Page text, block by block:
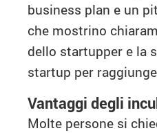
business plan e un
che mostrino
dello startupper e la
startup per
Vantaggi degli
Molte persone si